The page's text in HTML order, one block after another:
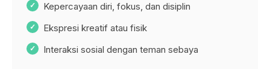
Kepercayaan diri, fokus, dan disiplin
Ekspresi kreatif atau fisik
Interaksi sosial dengan teman sebaya